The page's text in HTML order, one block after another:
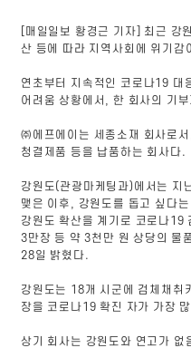
[매일일보 황경근 기자] 최근 강
산 등에 따라 지역사회에 위기감
연초부터 지속적인 코로나19 대
어려움 상황에서, 한 회사의 기
㈜에프에이는 세종소재 회사로
청결제품 등을 납품하는 회사다.
강원도(관광마케팅과)에서는 지
맺은 이후, 강원도를 돕고 싶다
강원도 확산을 계기로 코로나19
3만장 등 약 3천만 원 상당의 물
28일 밝혔다.
강원도는 18개 시군에 검체채취
장을 코로나19 확진 자가 가장
상기 회사는 강원도와 연고가 없